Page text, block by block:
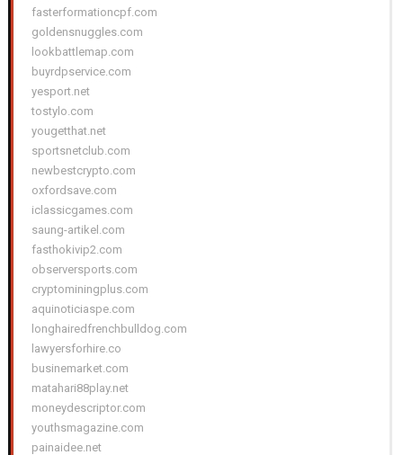
fasterformationcpf.com
goldensnuggles.com
lookbattlemap.com
buyrdpservice.com
yesport.net
tostylo.com
yougetthat.net
sportsnetclub.com
newbestcrypto.com
oxfordsave.com
iclassicgames.com
saung-artikel.com
fasthokivip2.com
observersports.com
cryptominingplus.com
aquinoticiaspe.com
longhairedfrenchbulldog.com
lawyersforhire.co
businemarket.com
matahari88play.net
moneydescriptor.com
youthsmagazine.com
painaidee.net